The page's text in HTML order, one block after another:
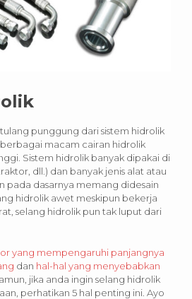
punggung dari sistem hidrolik
macam cairan hidrolik
Sistem hidrolik banyak dipakai di
dll.) dan banyak jenis alat atau
pada dasarnya memang didesain
hidrolik awet meskipun bekerja
selang hidrolik pun tak luput dari
yang mempengaruhi panjangnya
dan hal-hal yang menyebabkan
jika anda ingin selang hidrolik
perhatikan 5 hal penting ini. Ayo